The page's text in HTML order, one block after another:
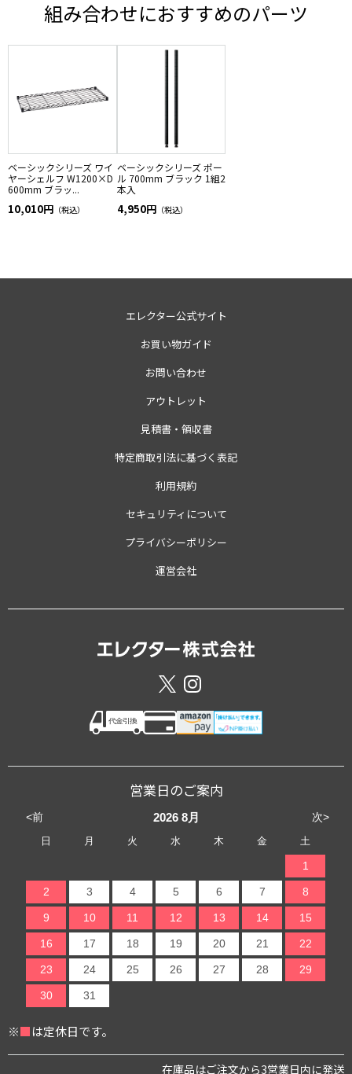
組み合わせにおすすめのパーツ
ベーシックシリーズ ワイ
ヤーシェルフ W1200×D
600mm ブラッ...
10,010円 （税込）
ベーシックシリーズ ポー
ル 700mm ブラック 1組2
本入
4,950円（税込）
エレクター公式サイト
お買い物ガイド
お問い合わせ
アウトレット
見積書・領収書
特定商取引法に基づく表記
利用規約
セキュリティについて
プライバシーポリシー
運営会社
営業日のご案内
<前 次>
2026 8月
日 月 火 水 木 金 土
1
2 3 4 5 6 7 8
9 10 11 12 13 14 15
16 17 18 19 20 21 22
23 24 25 26 27 28 29
30 31
※■は定休日です。
在庫品はご注文から3営業日内に発送